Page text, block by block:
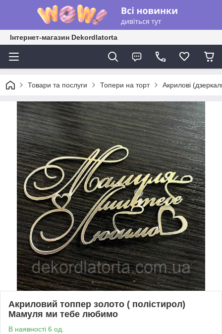
Інтернет-магазин Dekordlatorta
Товари та послуги Топери на торт Акрилові
Акриловий топпер золото ( полістирол)
Мамуля ми тебе любимо
В наявності 6 од.